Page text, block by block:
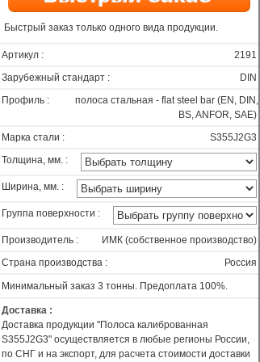
Быстрый заказ только одного вида продукции.
Артикул :
2191
Зарубежный стандарт :
DIN
Профиль :
полоса стальная - flat steel bar (EN, DIN,
BS, ANFOR, SAE)
Марка стали :
S355J2G3
Толщина, мм. :
Ширина, мм. :
Группа поверхности :
Производитель :
ИМК (собственное производство)
Страна производства :
Россия
Минимальный заказ 3 тонны. Предоплата 100%.
Доставка :
Доставка продукции "Полоса калиброванная
S355J2G3" осуществляется в любые регионы России,
по СНГ и на экспорт, для расчета стоимости доставки